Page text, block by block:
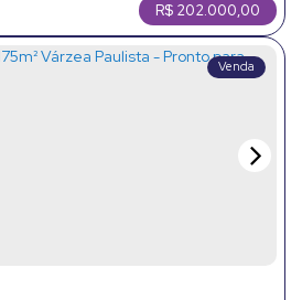
R$ 202.000,00